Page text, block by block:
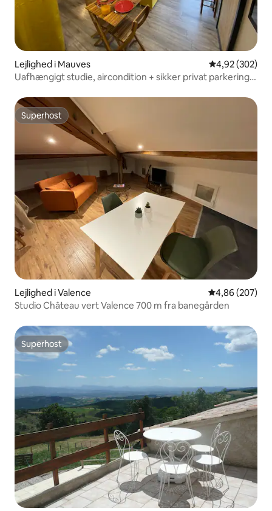
Lejlighed i Mauves 4,92 ud af 5 i
4,92 (302)
Uafhængigt studie, aircondition + sikker privat parkering +
Superhost
Superhost
Lejlighed i Valence 4,86 ud af 5 i
4,86 (207)
Studio Château vert Valence 700 m fra banegården
Superhost
Superhost